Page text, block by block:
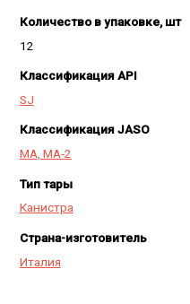
Количество в упаковке, шт
12
Классификация API
SJ
Классификация JASO
MA, MA-2
Тип тары
Канистра
Страна-изготовитель
Италия